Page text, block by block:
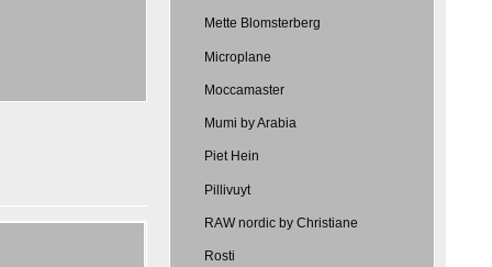
Mette Blomsterberg
Microplane
Moccamaster
Mumi by Arabia
Piet Hein
Pillivuyt
RAW nordic by Christiane
Rosti